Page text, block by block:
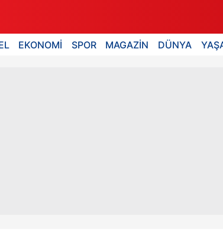
EKONOMİ SPOR MAGAZİN DÜNYA